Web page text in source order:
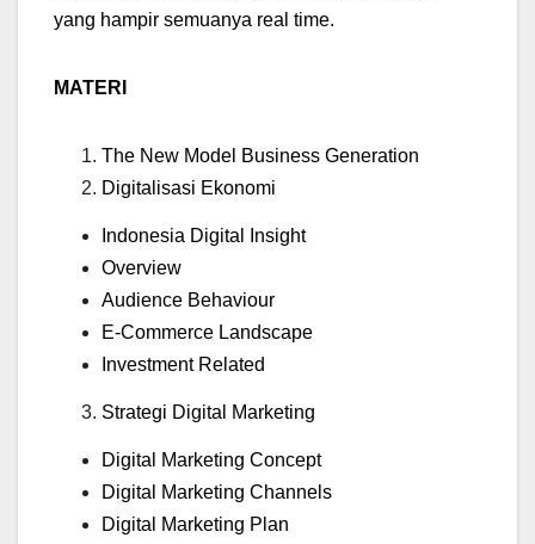
yang hampir semuanya real time.
MATERI
The New Model Business Generation
Digitalisasi Ekonomi
Indonesia Digital Insight
Overview
Audience Behaviour
E-Commerce Landscape
Investment Related
Strategi Digital Marketing
Digital Marketing Concept
Digital Marketing Channels
Digital Marketing Plan